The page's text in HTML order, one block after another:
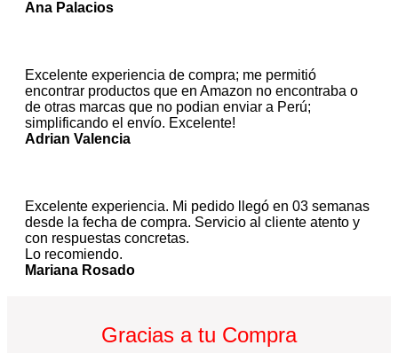
Ana Palacios
Excelente experiencia de compra; me permitió
encontrar productos que en Amazon no encontraba o
de otras marcas que no podian enviar a Perú;
simplificando el envío. Excelente!
Adrian Valencia
Excelente experiencia. Mi pedido llegó en 03 semanas
desde la fecha de compra. Servicio al cliente atento y
con respuestas concretas.
Lo recomiendo.
Mariana Rosado
Gracias a tu Compra